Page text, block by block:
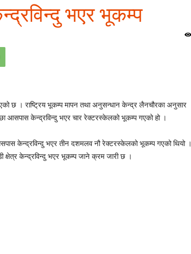
भएर भूकम्प
छ । राष्ट्रिय भूकम्प मापन तथा अनुसन्धान केन्द्र लैनचौरका अनुसार
आसपास केन्द्रविन्दु भएर चार रेक्टरस्केलको भूकम्प गएको हो ।
केन्द्रविन्दु भएर तीन दशमलव नौ रेक्टरस्केलको भूकम्प गएको थियो ।
क्षेत्र केन्द्रविन्दु भएर भूकम्प जाने क्रम जारी छ ।